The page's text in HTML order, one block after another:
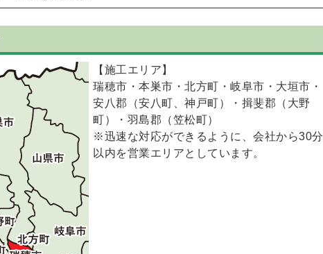
【施工エリア】
瑞穂市・本巣市・北方町・岐阜市・大垣市・
安八郡（安八町、神戸町）・揖斐郡（大野
町）・羽島郡（笠松町）
※迅速な対応ができるように、会社から30分
以内を営業エリアとしています。